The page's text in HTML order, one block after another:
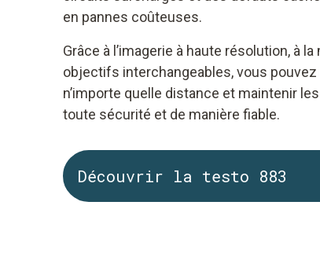
en pannes coûteuses.
Grâce à l’imagerie à haute résolution, à
objectifs interchangeables, vous
n’importe quelle distance et maintenir
toute sécurité et de manière fiable.
Découvrir la testo 883